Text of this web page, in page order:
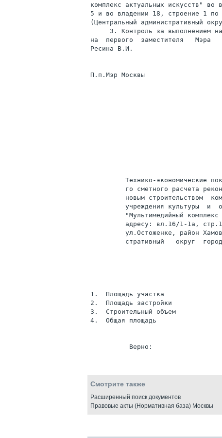
комплекс актуальных искусств"
5 и во владении 18, строение 1 по
(Центральный административный
3. Контроль за выполнением
на  первого  заместителя   Мэра
Ресина В.И.
П.п.Мэр Москвы
Технико-экономические
го сметного расчета
новым строительством
учреждения культуры  и
"Мультимедийный комплекс
адресу: вл.16/1-1а,
ул.Остоженке, район
стративный   округ
1.  Площадь участка
2.  Площадь застройки
3.  Строительный объем
4.  Общая площадь
Смотрите также
Расширенный поиск документов
Правовые акты (Нормативная база) Москвы